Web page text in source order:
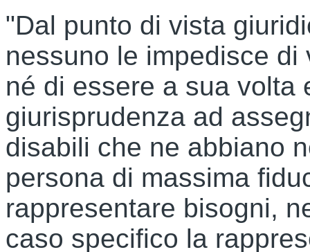
"Dal punto di vista
nessuno le impedisce
né di essere a sua volta
giurisprudenza ad
disabili che ne abbiano
persona di massima
rappresentare bisogni,
caso specifico la